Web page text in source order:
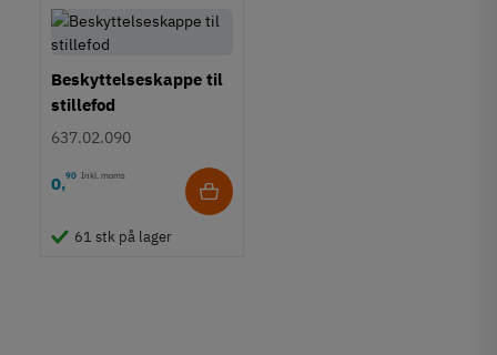
Beskyttelseskappe til
stillefod
637.02.090
0,90 Inkl. moms
61 stk på lager